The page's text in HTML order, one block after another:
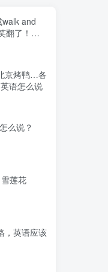
walk and
翻了！不
京烤鸭…各
语怎么说
么说？
莲花
，英语应该